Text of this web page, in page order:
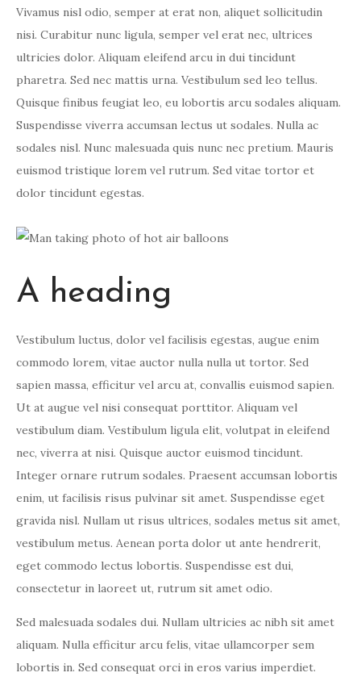
Vivamus nisl odio, semper at erat non, aliquet sollicitudin
nisi. Curabitur nunc ligula, semper vel erat nec, ultrices
ultricies dolor. Aliquam eleifend arcu in dui tincidunt
pharetra. Sed nec mattis urna. Vestibulum sed leo tellus.
Quisque finibus feugiat leo, eu lobortis arcu sodales aliquam.
Suspendisse viverra accumsan lectus ut sodales. Nulla ac
sodales nisl. Nunc malesuada quis nunc nec pretium. Mauris
euismod tristique lorem vel rutrum. Sed vitae tortor et
dolor tincidunt egestas.
A heading
Vestibulum luctus, dolor vel facilisis egestas, augue enim
commodo lorem, vitae auctor nulla nulla ut tortor. Sed
sapien massa, efficitur vel arcu at, convallis euismod sapien.
Ut at augue vel nisi consequat porttitor. Aliquam vel
vestibulum diam. Vestibulum ligula elit, volutpat in eleifend
nec, viverra at nisi. Quisque auctor euismod tincidunt.
Integer ornare rutrum sodales. Praesent accumsan lobortis
enim, ut facilisis risus pulvinar sit amet. Suspendisse eget
gravida nisl. Nullam ut risus ultrices, sodales metus sit amet,
vestibulum metus. Aenean porta dolor ut ante hendrerit,
eget commodo lectus lobortis. Suspendisse est dui,
consectetur in laoreet ut, rutrum sit amet odio.
Sed malesuada sodales dui. Nullam ultricies ac nibh sit amet
aliquam. Nulla efficitur arcu felis, vitae ullamcorper sem
lobortis in. Sed consequat orci in eros varius imperdiet.